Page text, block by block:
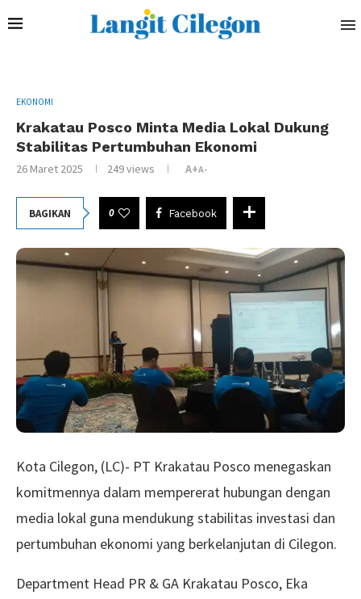
EKONOMI
Krakatau Posco Minta Media Lokal Dukung
Stabilitas Pertumbuhan Ekonomi
26 Maret 2025 249views A+A-
BAGIKAN 0 Facebook
Kota Cilegon, (LC)- PT Krakatau Posco menegaskan
komitmennya dalam mempererat hubungan dengan
media lokal guna mendukung stabilitas investasi dan
pertumbuhan ekonomi yang berkelanjutan di Cilegon.
Department Head PR & GA Krakatau Posco, Eka